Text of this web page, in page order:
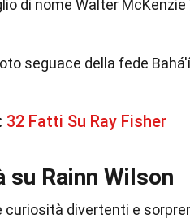
di nome Walter McKenzie
seguace della fede
32 Fatti Su Ray Fisher
su Rainn Wilson
curiosità divertenti e